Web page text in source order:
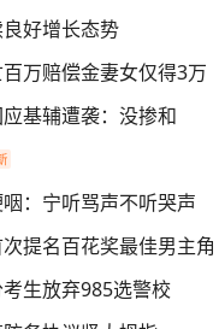
好增长态势
万赔偿金妻女仅得3万
基辅遭袭：没掺和
：宁听骂声不听哭声
提名百花奖最佳男主角
生放弃985选警校